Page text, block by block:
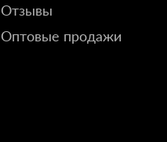
Отзывы
Оптовые продажи